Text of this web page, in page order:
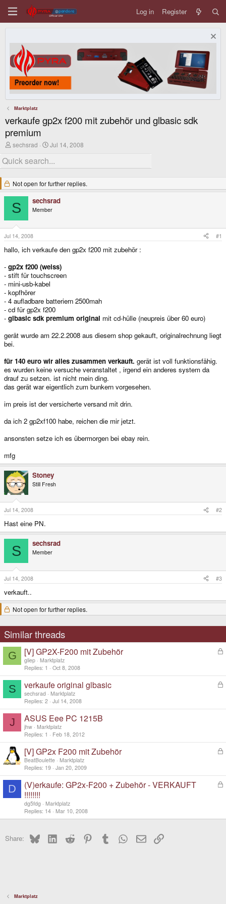
Log in Register
Marktplatz
verkaufe gp2x f200 mit zubehör und glbasic sdk
premium
T
r
e
d
s
t
a
r
t
e
r
sechsrad
S
r
d
a
e
Jul 14, 2008
Not open for further replies.
S sechsrad
Member
Jul 14, 2008 #1
hallo, ich verkaufe den gp2x f200 mit zubehör :
- gp2x f200 (weiss)
- stift für touchscreen
- mini-usb-kabel
- kopfhörer
- 4 aufladbare batteriern 2500mah
- cd für gp2x f200
- glbasic sdk premium original mit cd-hülle (neupreis über 60 euro)
gerät wurde am 22.2.2008 aus diesem shop gekauft, originalrechnung liegt
bei.
für 140 euro wir alles zusammen verkauft. gerät ist voll funktionsfähig.
es wurden keine versuche veranstaltet , irgend ein anderes system da
drauf zu setzen. ist nicht mein ding.
das gerät war eigentlich zum bunkern vorgesehen.
im preis ist der versicherte versand mit drin.
da ich 2 gp2xf100 habe, reichen die mir jetzt.
ansonsten setze ich es übermorgen bei ebay rein.
mfg
Stoney
Still Fresh
Jul 14, 2008 #2
Hast eine PN.
S sechsrad
Member
Jul 14, 2008 #3
verkauft..
Not open for further replies.
Similar threads
G
L
k
e
[V] GP2X-F200 mit Zubehör
gliep
Marktplatz
Replies 1 Oct 8, 2008
S
L
k
verkaufe original glbasic
sechsrad
Marktplatz
Replies 2 Jul 14, 2008
J ASUS Eee PC 1215B
jhw
Marktplatz
Replies 1 Feb 18, 2012
L
k
e
[V] GP2x F200 mit Zubehör
BeatBoulette
Marktplatz
Replies 19 Jan 20, 2009
D
L
e
(V)erkaufe: GP2x-F200 + Zubehör - VERKAUFT
!!!!!!!!
dg5fdg
Marktplatz
Replies 14 Mar 10, 2008
Share: BlueskyLinkedInReddit PinterestTumblr WhatsApp
EmailLink
Marktplatz